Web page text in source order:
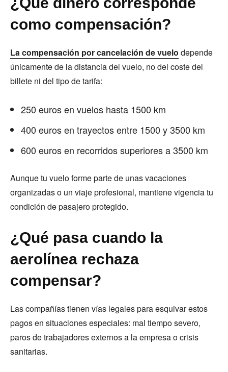
como compensación?
La compensación por cancelación de vuelo depende
únicamente de la distancia del vuelo, no del coste del
billete ni del tipo de tarifa:
250 euros en vuelos hasta 1500 km
400 euros en trayectos entre 1500 y 3500 km
600 euros en recorridos superiores a 3500 km
Aunque tu vuelo forme parte de unas vacaciones
organizadas o un viaje profesional, mantiene vigencia tu
condición de pasajero protegido.
¿Qué pasa cuando la
aerolínea rechaza
compensar?
Las compañías tienen vías legales para esquivar estos
pagos en situaciones especiales: mal tiempo severo,
paros de trabajadores externos a la empresa o crisis
sanitarias.